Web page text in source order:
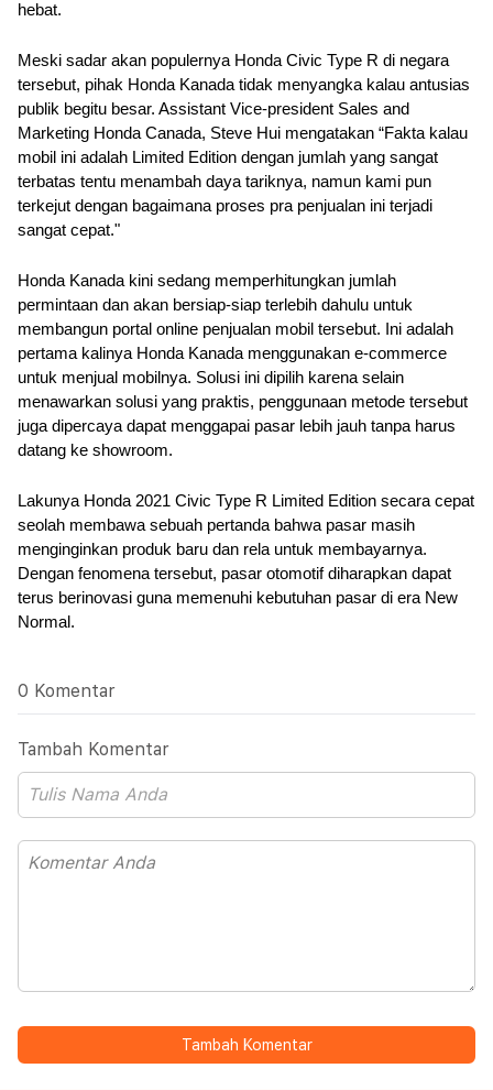
hebat.
Meski sadar akan populernya Honda Civic Type R di negara
tersebut, pihak Honda Kanada tidak menyangka kalau antusias
publik begitu besar. Assistant Vice-president Sales and
Marketing Honda Canada, Steve Hui mengatakan “Fakta kalau
mobil ini adalah Limited Edition dengan jumlah yang sangat
terbatas tentu menambah daya tariknya, namun kami pun
terkejut dengan bagaimana proses pra penjualan ini terjadi
sangat cepat."
Honda Kanada kini sedang memperhitungkan jumlah
permintaan dan akan bersiap-siap terlebih dahulu untuk
membangun portal online penjualan mobil tersebut. Ini adalah
pertama kalinya Honda Kanada menggunakan e-commerce
untuk menjual mobilnya. Solusi ini dipilih karena selain
menawarkan solusi yang praktis, penggunaan metode tersebut
juga dipercaya dapat menggapai pasar lebih jauh tanpa harus
datang ke showroom.
Lakunya Honda 2021 Civic Type R Limited Edition secara cepat
seolah membawa sebuah pertanda bahwa pasar masih
menginginkan produk baru dan rela untuk membayarnya.
Dengan fenomena tersebut, pasar otomotif diharapkan dapat
terus berinovasi guna memenuhi kebutuhan pasar di era New
Normal.
0 Komentar
Tambah Komentar
Tambah Komentar